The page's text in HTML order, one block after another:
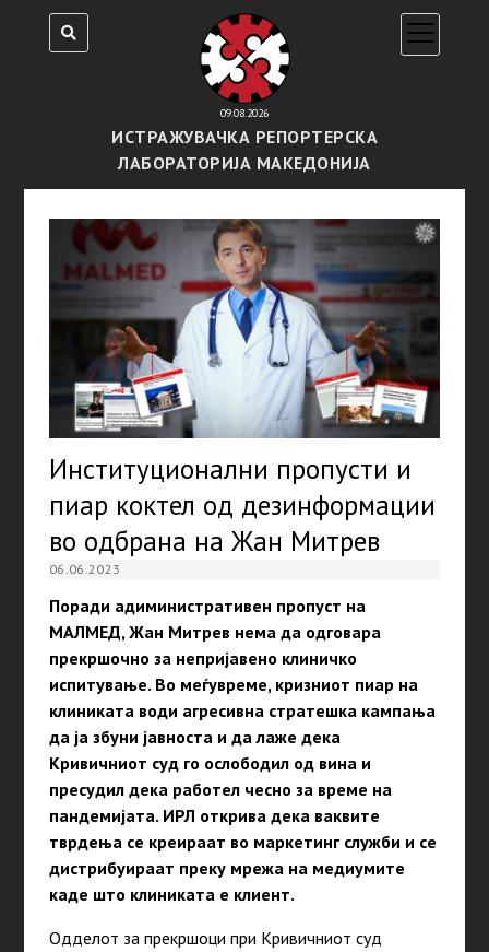
09.08.2026
ИСТРАЖУВАЧКА РЕПОРТЕРСКА
ЛАБОРАТОРИЈА МАКЕДОНИЈА
open
menu
Институционални пропусти и
пиар коктел од дезинформации
во одбрана на Жан Митрев
06.06.2023
Поради адиминистративен пропуст на
МАЛМЕД, Жан Митрев нема да одговара
прекршочно за непријавено клиничко
испитување. Во меѓувреме, кризниот пиар на
клиниката води агресивна стратешка кампања
да ја збуни јавноста и да лаже дека
Кривичниот суд го ослободил од вина и
пресудил дека работел чесно за време на
пандемијата. ИРЛ открива дека ваквите
тврдења се креираат во маркетинг служби и се
дистрибуираат преку мрежа на медиумите
каде што клиниката е клиент.
Одделот за прекршоци при Кривичниот суд